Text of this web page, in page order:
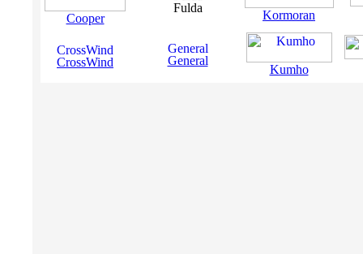
Cooper
CrossWind
Fulda
General
Kormoran
Kumho